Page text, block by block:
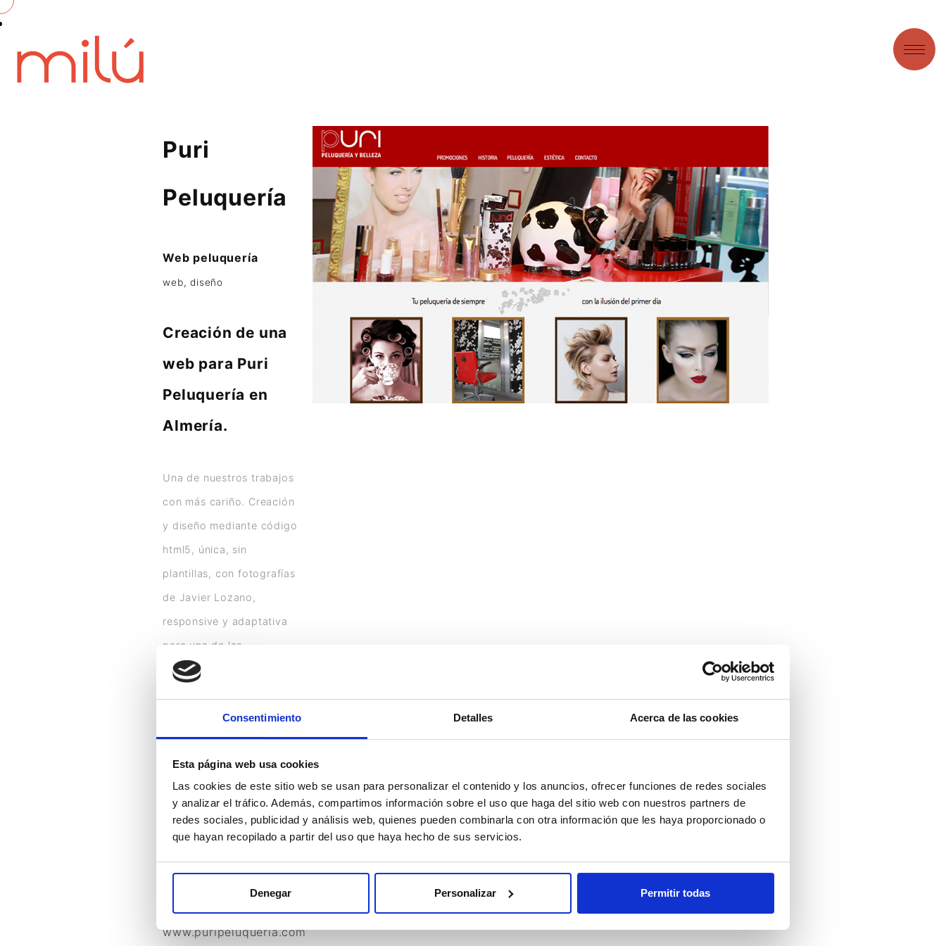
Consentimiento Detalles Acerca de las cookies
Esta página web usa cookies
Las cookies de este sitio web se usan para personalizar el contenido y los anuncios, ofrecer funciones de redes sociales
y analizar el tráfico. Además, compartimos información sobre el uso que haga del sitio web con nuestros partners de
redes sociales, publicidad y análisis web, quienes pueden combinarla con otra información que les haya proporcionado o
que hayan recopilado a partir del uso que haya hecho de sus servicios.
Denegar Personalizar Permitir todas
Puri
Peluquería
Web peluquería
web, diseño
Creación de una
web para Puri
Peluquería en
Almería.
Una de nuestros trabajos
con más cariño. Creación
y diseño mediante código
html5, única, sin
plantillas, con fotografías
de Javier Lozano,
responsive y adaptativa
para una de las
peluquerías más queridas
Se trata de una web
sencilla y accesible a
toda la información. Crear
código directamente
proporciona exclusividad,
total dominio del diseño y
www.puripeluqueria.com